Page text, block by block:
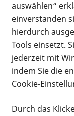
Infomaterial
Vorlesen
auswählen“
einverstanden
hierdurch
Tools einsetzt.
jederzeit mit
indem Sie die
Cookie-
Durch das